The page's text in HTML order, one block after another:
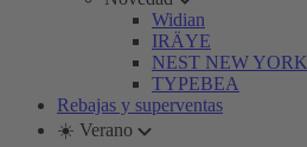
Widian
IRÄYE
NEST NEW YORK
TYPEBEA
Rebajas y superventas
☀️ Verano